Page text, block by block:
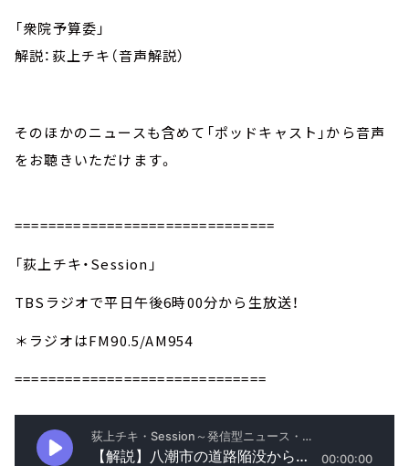
「衆院予算委」
解説：荻上チキ（音声解説）
そのほかのニュースも含めて「ポッドキャスト」から音声
をお聴きいただけます。
===============================
「荻上チキ・Session」
TBSラジオで平日午後6時00分から生放送！
＊ラジオはFM90.5/AM954
==============================